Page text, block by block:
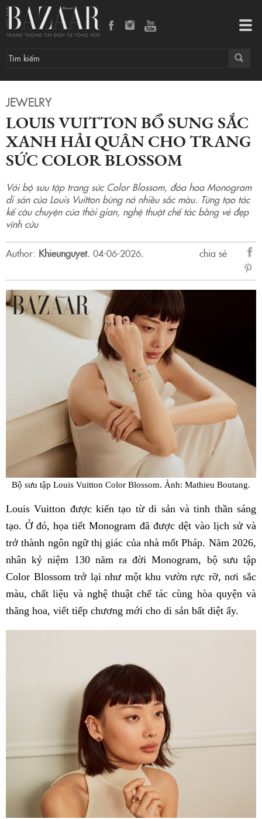
JEWELRY
LOUIS VUITTON BỔ SUNG SẮC
XANH HẢI QUÂN CHO TRANG
SỨC COLOR BLOSSOM
Với bộ sưu tập trang sức Color Blossom, đóa hoa Monogram
di sản của Louis Vuitton bừng nở nhiều sắc màu. Từng tạo tác
kể câu chuyện của thời gian, nghệ thuật chế tác bằng vẻ đẹp
vĩnh cửu
Author: Khieunguyet. 04-06-2026.
chia sẻ
sẻ
Bộ sưu tập Louis Vuitton Color Blossom. Ảnh: Mathieu Boutang.
Louis Vuitton được kiến tạo từ di sản và tinh thần sáng
tạo. Ở đó, họa tiết Monogram đã được dệt vào lịch sử và
trở thành ngôn ngữ thị giác của nhà mốt Pháp. Năm 2026,
nhân kỷ niệm 130 năm ra đời Monogram, bộ sưu tập
Color Blossom trở lại như một khu vườn rực rỡ, nơi sắc
màu, chất liệu và nghệ thuật chế tác cùng hòa quyện và
thăng hoa, viết tiếp chương mới cho di sản bất diệt ấy.